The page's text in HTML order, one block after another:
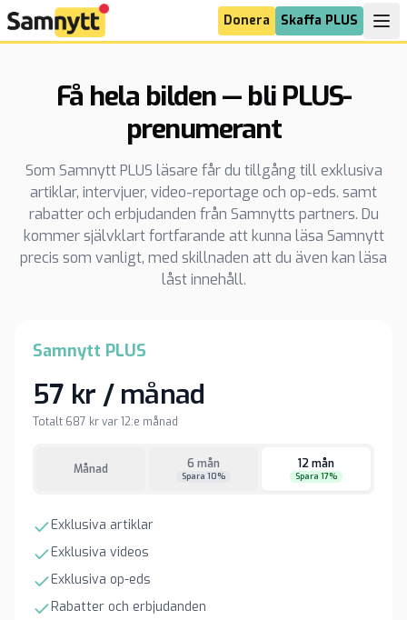
Donera Skaffa PLUS
Få hela bilden — bli PLUS-
prenumerant
Som Samnytt PLUS läsare får du tillgång till exklusiva
artiklar, intervjuer, video-reportage och op-eds. samt
rabatter och erbjudanden från Samnytts partners. Du
kommer självklart fortfarande att kunna läsa Samnytt
precis som vanligt, med skillnaden att du även kan läsa
låst innehåll.
Samnytt PLUS
57 kr / månad
Totalt 687 kr var 12:e månad
Månad 6 mån
Spara 10%
12 mån
Spara 17%
Exklusiva artiklar
Exklusiva videos
Exklusiva op-eds
Rabatter och erbjudanden